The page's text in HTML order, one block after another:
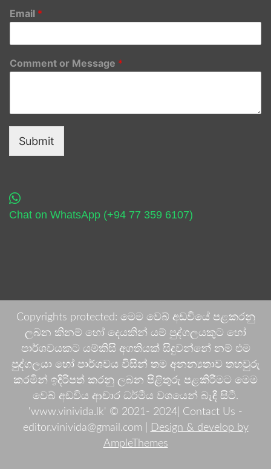
Email *
Comment or Message *
Submit
Chat on WhatsApp (+94 77 359 6107)
Copyrights protected: මෙම වෙබ් අඩවියේ පළකරනු
ලබන කිනම් හෝ දෙයකින් යම් පුද්ගලයකුට හෝ
පාර්ශවයකට යම්කිසි අගතියක් සිදුවන්නේ නම් එම
පුද්ගලයා හෝ පාර්ශවය විසින් තම අනන්‍යතාව තහවුරු
කරමින් ඉදිරිපත් කරනු ලබන පිළිතුරු පළකිරීමට මෙම
වෙබ් අඩවිය ආචාර ධර්මීය වශයෙන් බැඳී සිටී.
'www.vinivida.lk' © 2021- 2024| Contact Us -
editor.vinivida@gmail.com |
Design & develop by
AmpleThemes